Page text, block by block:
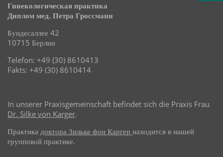
Гинекологическая практика
Диплом мед. Петра Гроссманн
Бундесаллее 42
10715 Берлин
Telefon: +49 (30) 8610413
Fakts: +49 (30) 8610414
In unserer Praxisgemeinschaft befindet sich die Praxis Frau
Dr. Silke von Karger.
Практика доктора Зильке фон Каргер находится в нашей
групповой практике.